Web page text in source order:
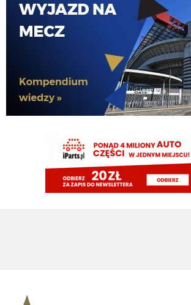
Cyrax
Zmienili taktykę. Już nawet się nie dogadują
Z kim się Inter dziś dogadał?
Tifosinho 08.08.2026 16:02
0 celnych strzałów robi wrażenie
08.08.2026 15:48
Mnie bardziej cieszy ich gra, słabo ten Milan wygląda
08.08.2026 15:29
Nie cieszy przepaść pomiędzy PL a Serie A
Nerazzurro90